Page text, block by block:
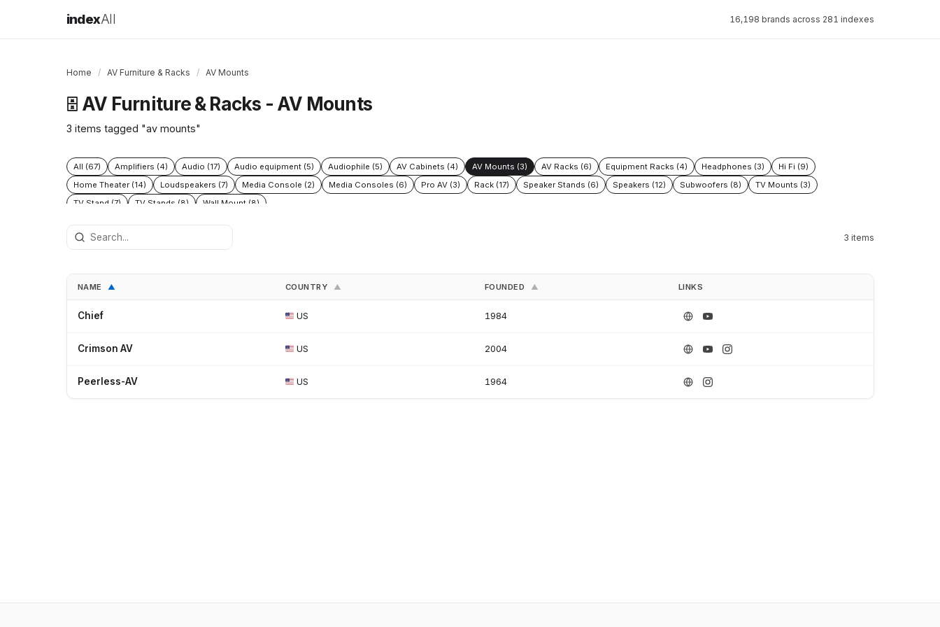
indexAll 16,198 brands across 281 indexes
Home / AV Furniture & Racks / AV Mounts
🗄️ AV Furniture & Racks - AV Mounts
3 items tagged "av mounts"
All (67) Amplifiers (4) Audio (17) Audio equipment (5) Audiophile (5) AV Cabinets (4) AV Mounts (3) AV Racks (6) Equipment Racks (4) Headphones (3)
Hi Fi (9)
Home Theater (14)
Loudspeakers (7) Media Console (2) Media Consoles (6) Pro AV (3) Rack (17) Speaker Stands (6) Speakers (12) Subwoofers (8)
TV Mounts (3)
TV Stand (7)
TV Stands (8) Wall Mount (8)
3 items
NAME ▲ COUNTRY ▲ FOUNDED ▲ LINKS
Chief US 1984
Crimson AV US 2004
Peerless-AV US 1964